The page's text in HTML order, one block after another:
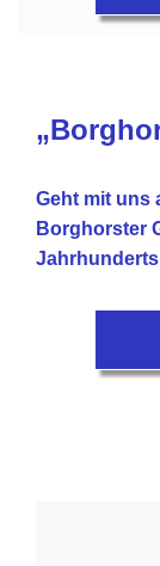
Geht mit uns
Borghorster